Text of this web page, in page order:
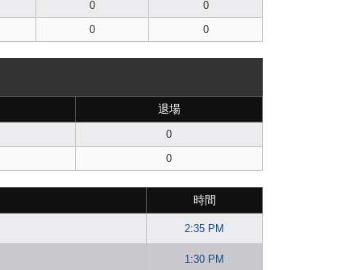
0
0
0 0
退場
0
0
時間
2:35 PM
1:30 PM